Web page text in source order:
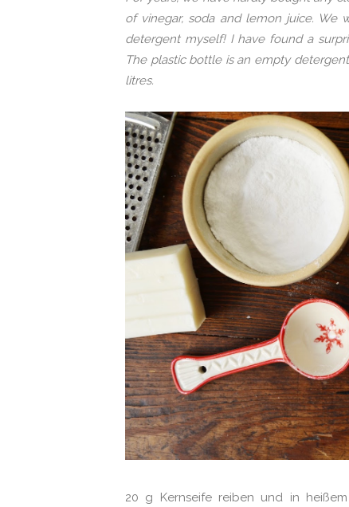
of vinegar, soda and lemon juice.
detergent myself! I have found a
The plastic bottle is an empty
litres.
20 g Kernseife reiben und in